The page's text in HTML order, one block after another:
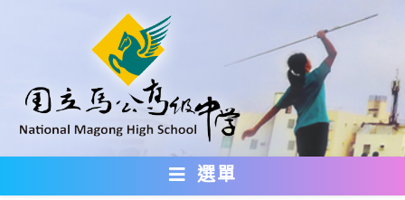
內
選單